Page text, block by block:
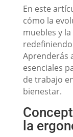
En este
cómo la
muebles y
Aprenderás
esenciales
de trabajo
bienestar.
la